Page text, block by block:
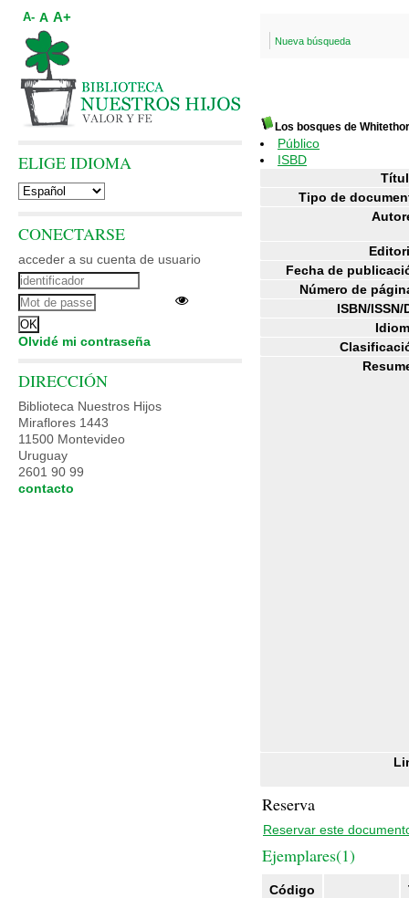
Nueva búsqueda
Los bosques de
Público
ISBD
Tipo de
Fecha de
Número de
ISBN/ISSN/
Reserva
Reservar este
Ejemplares(1)
Código
A- A A+
ELIGE IDIOMA
CONECTARSE
acceder a su cuenta de usuario
Olvidé mi contraseña
DIRECCIÓN
Biblioteca Nuestros Hijos
Miraflores 1443
11500 Montevideo
Uruguay
2601 90 99
contacto